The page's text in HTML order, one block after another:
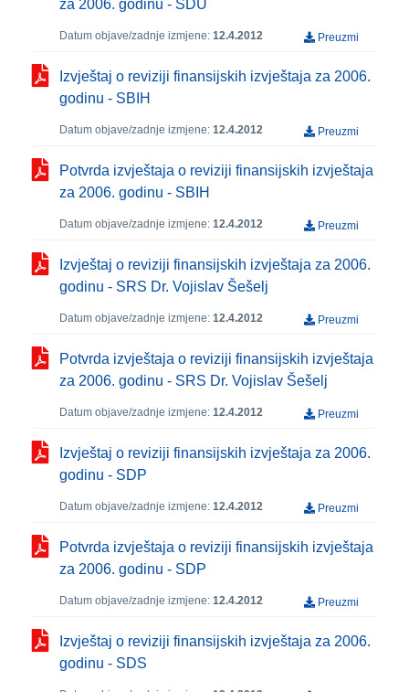
za 2006. godinu - SDU
Datum objave/zadnje izmjene: 12.4.2012 Preuzmi
Izvještaj o reviziji finansijskih izvještaja za 2006.
godinu - SBIH
Datum objave/zadnje izmjene: 12.4.2012 Preuzmi
Potvrda izvještaja o reviziji finansijskih izvještaja
za 2006. godinu - SBIH
Datum objave/zadnje izmjene: 12.4.2012 Preuzmi
Izvještaj o reviziji finansijskih izvještaja za 2006.
godinu - SRS Dr. Vojislav Šešelj
Datum objave/zadnje izmjene: 12.4.2012 Preuzmi
Potvrda izvještaja o reviziji finansijskih izvještaja
za 2006. godinu - SRS Dr. Vojislav Šešelj
Datum objave/zadnje izmjene: 12.4.2012 Preuzmi
Izvještaj o reviziji finansijskih izvještaja za 2006.
godinu - SDP
Datum objave/zadnje izmjene: 12.4.2012 Preuzmi
Potvrda izvještaja o reviziji finansijskih izvještaja
za 2006. godinu - SDP
Datum objave/zadnje izmjene: 12.4.2012 Preuzmi
Izvještaj o reviziji finansijskih izvještaja za 2006.
godinu - SDS